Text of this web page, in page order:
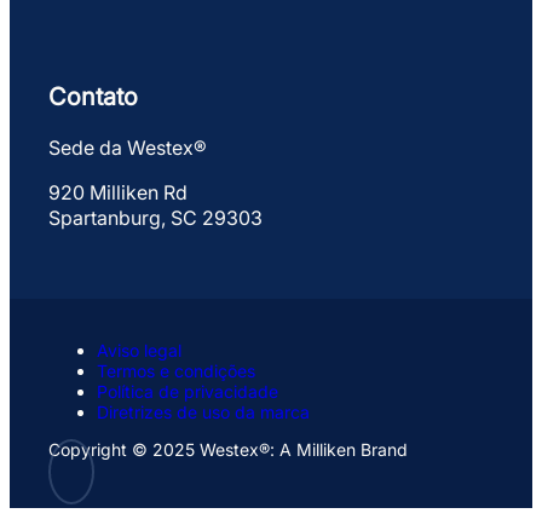
Contato
Sede da Westex®
920 Milliken Rd
Spartanburg, SC 29303
Aviso legal
Termos e condições
Política de privacidade
Diretrizes de uso da marca
Copyright © 2025 Westex®: A Milliken Brand